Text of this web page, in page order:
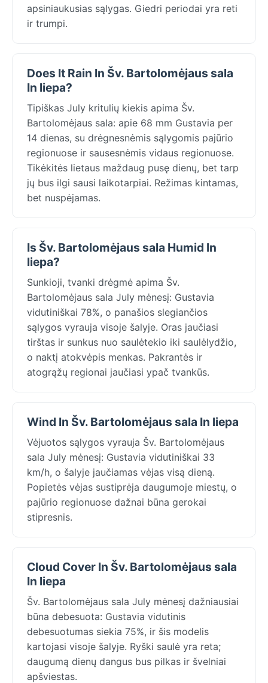
apsiniaukusias sąlygas. Giedri periodai yra reti
ir trumpi.
Does It Rain In Šv. Bartolomėjaus sala
In liepa?
Tipiškas July kritulių kiekis apima Šv.
Bartolomėjaus sala: apie 68 mm Gustavia per
14 dienas, su drėgnesnėmis sąlygomis pajūrio
regionuose ir sausesnėmis vidaus regionuose.
Tikėkitės lietaus maždaug pusę dienų, bet tarp
jų bus ilgi sausi laikotarpiai. Režimas kintamas,
bet nuspėjamas.
Is Šv. Bartolomėjaus sala Humid In
liepa?
Sunkioji, tvanki drėgmė apima Šv.
Bartolomėjaus sala July mėnesį: Gustavia
vidutiniškai 78%, o panašios slegiančios
sąlygos vyrauja visoje šalyje. Oras jaučiasi
tirštas ir sunkus nuo saulėtekio iki saulėlydžio,
o naktį atokvėpis menkas. Pakrantės ir
atogrąžų regionai jaučiasi ypač tvankūs.
Wind In Šv. Bartolomėjaus sala In liepa
Vėjuotos sąlygos vyrauja Šv. Bartolomėjaus
sala July mėnesį: Gustavia vidutiniškai 33
km/h, o šalyje jaučiamas vėjas visą dieną.
Popietės vėjas sustiprėja daugumoje miestų, o
pajūrio regionuose dažnai būna gerokai
stipresnis.
Cloud Cover In Šv. Bartolomėjaus sala
In liepa
Šv. Bartolomėjaus sala July mėnesį dažniausiai
būna debesuota: Gustavia vidutinis
debesuotumas siekia 75%, ir šis modelis
kartojasi visoje šalyje. Ryški saulė yra reta;
daugumą dienų dangus bus pilkas ir švelniai
apšviestas.